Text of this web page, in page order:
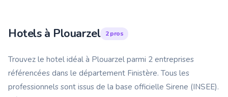
Hotels à Plouarzel 2 pros
Trouvez le hotel idéal à Plouarzel parmi 2 entreprises
référencées dans le département Finistère. Tous les
professionnels sont issus de la base officielle Sirene (INSEE).